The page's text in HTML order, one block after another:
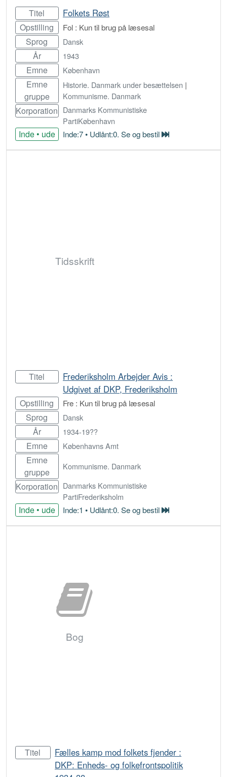
Titel Folkets Røst
Opstilling Fol : Kun til brug på læsesal
Sprog Dansk
År 1943
Emne København
Emne
gruppe
Historie. Danmark under besættelsen |
Kommunisme. Danmark
Korporation Danmarks Kommunistiske
PartiKøbenhavn
Inde • ude Inde:7 • Udlånt:0. Se og bestil
Bestil
Tidsskrift
Titel
Frederiksholm Arbejder Avis :
Udgivet af DKP, Frederiksholm
Opstilling Fre : Kun til brug på læsesal
Sprog Dansk
År 1934-19??
Emne Københavns Amt
Emne
gruppe
Kommunisme. Danmark
Korporation Danmarks Kommunistiske
PartiFrederiksholm
Inde • ude Inde:1 • Udlånt:0. Se og bestil
Bestil
Bog
Titel
Fælles kamp mod folkets fjender :
DKP: Enheds- og folkefrontspolitik